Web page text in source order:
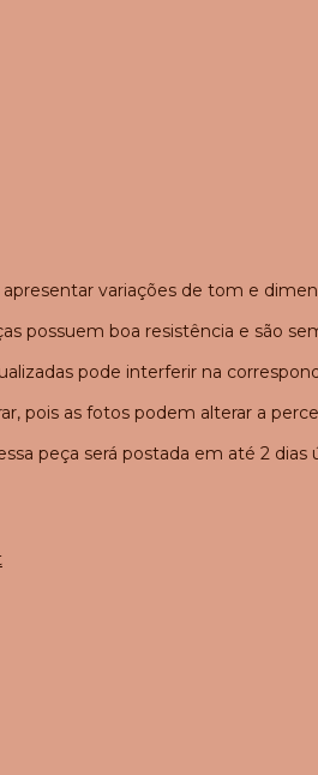
variações de tom e
possuem boa resistência e são
pode interferir na
pois as fotos podem alterar a
peça será postada em até 2 dias